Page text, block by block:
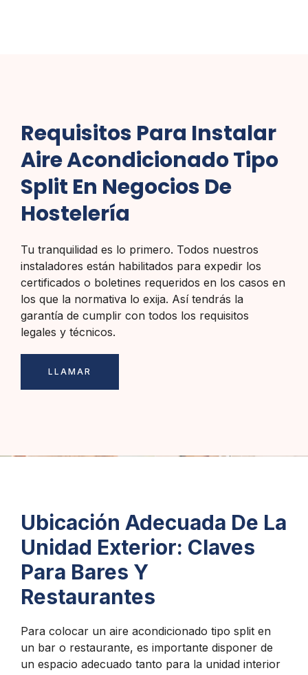
Requisitos Para Instalar
Aire Acondicionado Tipo
Split En Negocios De
Hostelería
Tu tranquilidad es lo primero. Todos nuestros
instaladores están habilitados para expedir los
certificados o boletines requeridos en los casos en
los que la normativa lo exija. Así tendrás la
garantía de cumplir con todos los requisitos
legales y técnicos.
LLAMAR
Ubicación Adecuada De La
Unidad Exterior: Claves
Para Bares Y
Restaurantes
Para colocar un aire acondicionado tipo split en
un bar o restaurante, es importante disponer de
un espacio adecuado tanto para la unidad interior